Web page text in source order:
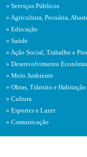
Serviços Públicos
Agricultura, Pecuária,
Educação
Saúde
Ação Social, Trabalho e
Desenvolvimento
Meio Ambiente
Obras, Trânsito e Habitação
Cultura
Esportes e Lazer
Comunicação